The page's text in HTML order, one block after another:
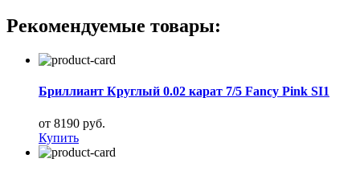
Рекомендуемые товары:
Бриллиант Круглый 0.02 карат 7/5 Fancy Pink SI1
от 8190 руб.
Купить